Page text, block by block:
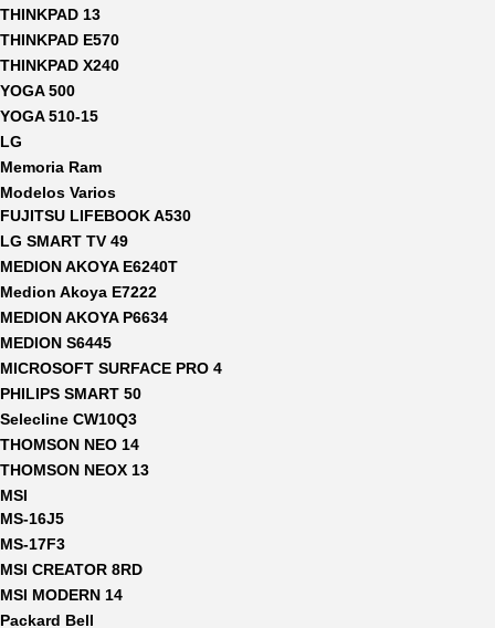
THINKPAD 13
THINKPAD E570
THINKPAD X240
YOGA 500
YOGA 510-15
LG
Memoria Ram
Modelos Varios
FUJITSU LIFEBOOK A530
LG SMART TV 49
MEDION AKOYA E6240T
Medion Akoya E7222
MEDION AKOYA P6634
MEDION S6445
MICROSOFT SURFACE PRO 4
PHILIPS SMART 50
Selecline CW10Q3
THOMSON NEO 14
THOMSON NEOX 13
MSI
MS-16J5
MS-17F3
MSI CREATOR 8RD
MSI MODERN 14
Packard Bell